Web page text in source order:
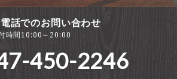
話でのお問い合わせ
時間10:00～20:00
450-2246